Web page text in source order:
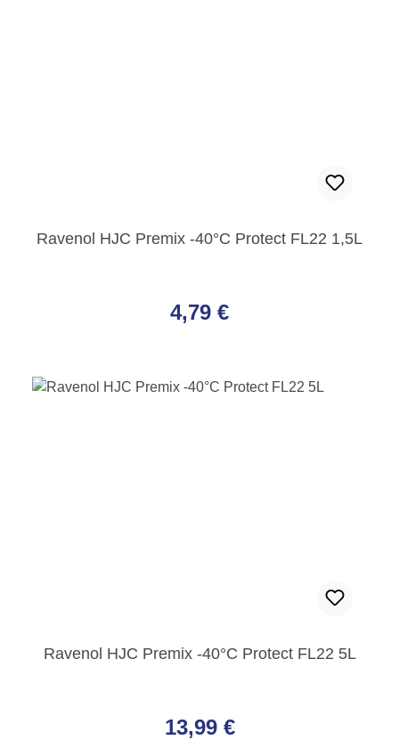
Ravenol HJC Premix -40°C Protect FL22 1,5L
4,79 €
Ravenol HJC Premix -40°C Protect FL22 5L
13,99 €